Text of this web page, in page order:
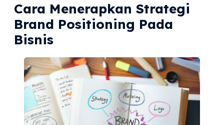
Cara Menerapkan Strategi
Brand Positioning Pada
Bisnis